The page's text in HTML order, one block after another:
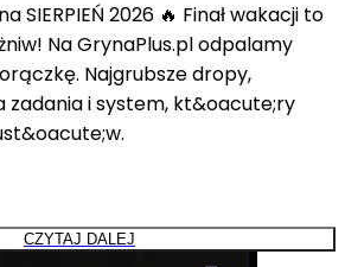
SIERPIEŃ 2026 🔥 Finał wakacji to
Na GrynaPlus.pl odpalamy
Najgrubsze dropy,
zadania i system, kt&oacute;ry
CZYTAJ DALEJ